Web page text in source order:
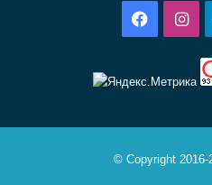
© Copyright 2016-